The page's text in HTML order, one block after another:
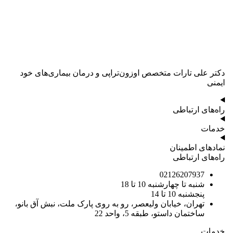
دکتر علی تارات متخصص اوزون‌تراپی و درمان بیماری‌های خود
ایمنی
راه‌های ارتباطی
خدمات
نمادهای اطمینان
راه‌های ارتباطی
02126207937
شنبه تا چهارشنبه 10 تا 18
پنجشنبه 10 تا 14
تهران، خیابان ولیعصر، رو به روی پارک ملت، نبش آق بانو،
ساختمان داستو، طبقه 5، واحد 22
خدمات